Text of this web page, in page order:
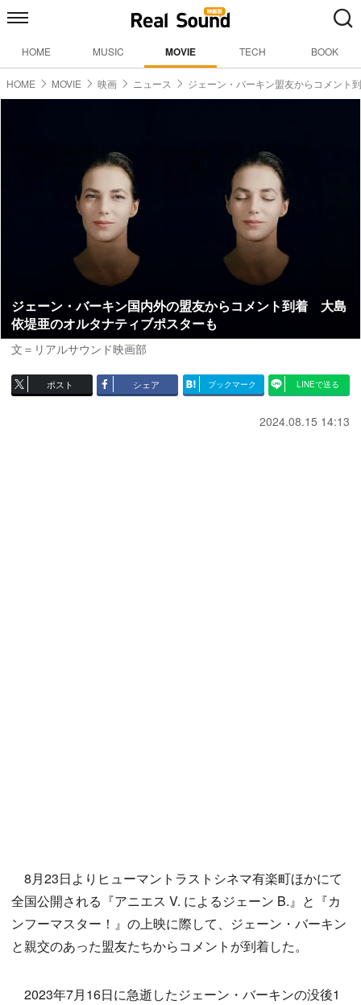
HOME MUSIC MOVIE TECH BOOK
HOME MOVIE 映画 ニュース ジェーン・バーキン盟友からコメント
ジェーン・バーキン国内外の盟友からコメント到着 大島
依堤亜のオルタナティブポスターも
文＝リアルサウンド映画部
ポスト シェア ブックマーク LINEで送る
2024.08.15 14:13
8月23日よりヒューマントラストシネマ有楽町ほかにて
全国公開される『アニエス V. によるジェーン B.』と『カ
ンフーマスター！』の上映に際して、ジェーン・バーキン
と親交のあった盟友たちからコメントが到着した。
2023年7月16日に急逝したジェーン・バーキンの没後1